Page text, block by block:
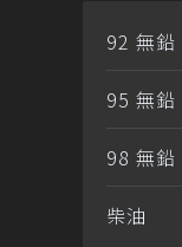
92 無鉛
95 無鉛
98 無鉛
柴油